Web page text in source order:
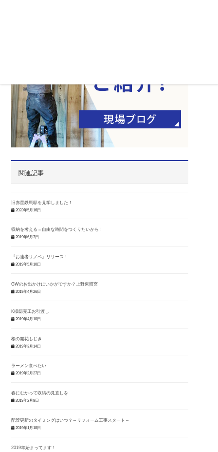
関連記事
旧赤星鉄馬邸を見学しました！
2023年5月16日
収納を考える＝自由な時間をつくりたいから！
2019年6月7日
『お達者リノベ』リリース！
2019年5月10日
GWのお出かけにいかがですか？上野東照宮
2019年4月26日
K様邸完工お引渡し
2019年4月10日
桜の開花もじき
2019年3月14日
ラーメン食べたい
2019年2月27日
春にむかって収納の見直しを
2019年2月8日
配管更新のタイミングはいつ？～リフォーム工事スタート～
2019年1月18日
2019年始まってます！